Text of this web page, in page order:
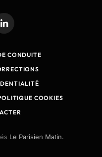
LinkedIn
CONDUITE
COOKIES
Le Parisien Matin.